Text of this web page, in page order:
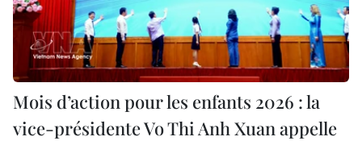
Mois d’action pour les enfants 2026 : la
vice-présidente Vo Thi Anh Xuan appelle